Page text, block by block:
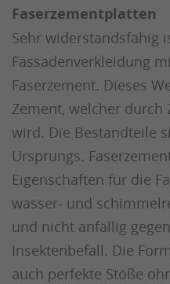
Faserzementplatten
Sehr widerstandsfähig
Fassadenverkleidung
Faserzement. Dieses
Zement, welcher
wird. Die Bestandteile
Ursprungs.
Eigenschaften für die
wasser- und
und nicht anfällig
Insektenbefall. Die
auch perfekte Stöße